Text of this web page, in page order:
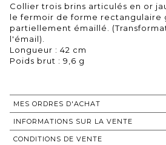
Collier trois brins articulés en or
le fermoir de forme rectangulaire
partiellement émaillé.
l'émail).
Longueur : 42 cm
Poids brut : 9,6 g
MES ORDRES D'ACHAT
INFORMATIONS SUR LA VENTE
CONDITIONS DE VENTE